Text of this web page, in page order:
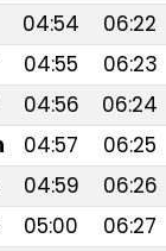
04:54 06:22
04:55 06:23
04:56 06:24
04:57 06:25
04:59 06:26
05:00 06:27